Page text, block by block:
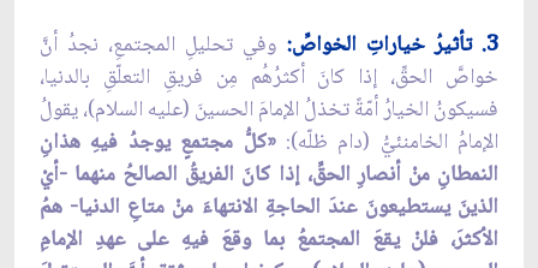
3. تأثيرُ خياراتِ الخواصِّ:
وفي تحليلِ المجتمعِ، نجدُ أنَّ
خواصَّ الحقِّ، إذا كانَ أكثرُهُم مِن فريقِ التعلّقِ بالدنيا،
فسيكونُ الخيارُ أمّةً تخذلُ الإمامَ الحسينَ (عليه السلام)، يقولُ
الإمامُ الخامنئيُّ (دام ظلّه):«كلُّ مجتمعٍ يوجدُ فيهِ هذانِ
النمطانِ منْ أنصارِ الحقِّ، إذا كانَ الفريقُ الصالحُ منهما -أيْ
الذينَ يستطيعونَ عندَ الحاجةِ الانتهاءَ منْ متاعِ الدنيا- همُ
الأكثرَ، فلنْ يقعَ المجتمعُ بما وقعَ فيهِ على عهدِ الإمامِ